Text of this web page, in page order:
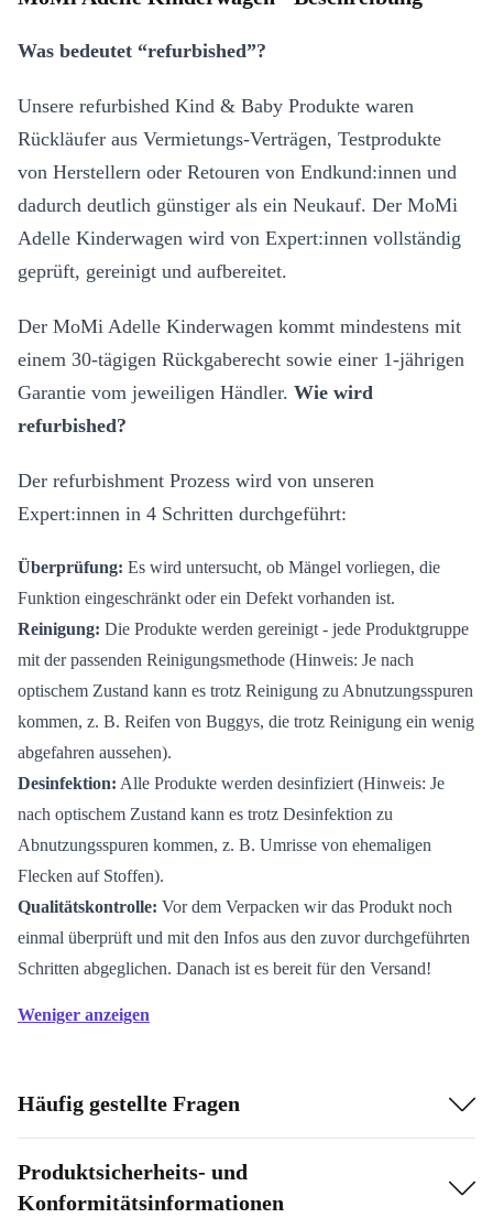
Was bedeutet “refurbished”?
Unsere refurbished Kind & Baby Produkte waren
Rückläufer aus Vermietungs-Verträgen, Testprodukte
von Herstellern oder Retouren von Endkund:innen und
dadurch deutlich günstiger als ein Neukauf. Der MoMi
Adelle Kinderwagen wird von Expert:innen vollständig
geprüft, gereinigt und aufbereitet.
Der MoMi Adelle Kinderwagen kommt mindestens mit
einem 30-tägigen Rückgaberecht sowie einer 1-jährigen
Garantie vom jeweiligen Händler. Wie wird
refurbished?
Der refurbishment Prozess wird von unseren
Expert:innen in 4 Schritten durchgeführt:
Überprüfung: Es wird untersucht, ob Mängel vorliegen, die
Funktion eingeschränkt oder ein Defekt vorhanden ist.
Reinigung: Die Produkte werden gereinigt - jede Produktgruppe
mit der passenden Reinigungsmethode (Hinweis: Je nach
optischem Zustand kann es trotz Reinigung zu Abnutzungsspuren
kommen, z. B. Reifen von Buggys, die trotz Reinigung ein wenig
abgefahren aussehen).
Desinfektion: Alle Produkte werden desinfiziert (Hinweis: Je
nach optischem Zustand kann es trotz Desinfektion zu
Abnutzungsspuren kommen, z. B. Umrisse von ehemaligen
Flecken auf Stoffen).
Qualitätskontrolle: Vor dem Verpacken wir das Produkt noch
einmal überprüft und mit den Infos aus den zuvor durchgeführten
Schritten abgeglichen. Danach ist es bereit für den Versand!
Weniger anzeigen
Häufig gestellte Fragen
Produktsicherheits- und
Konformitätsinformationen